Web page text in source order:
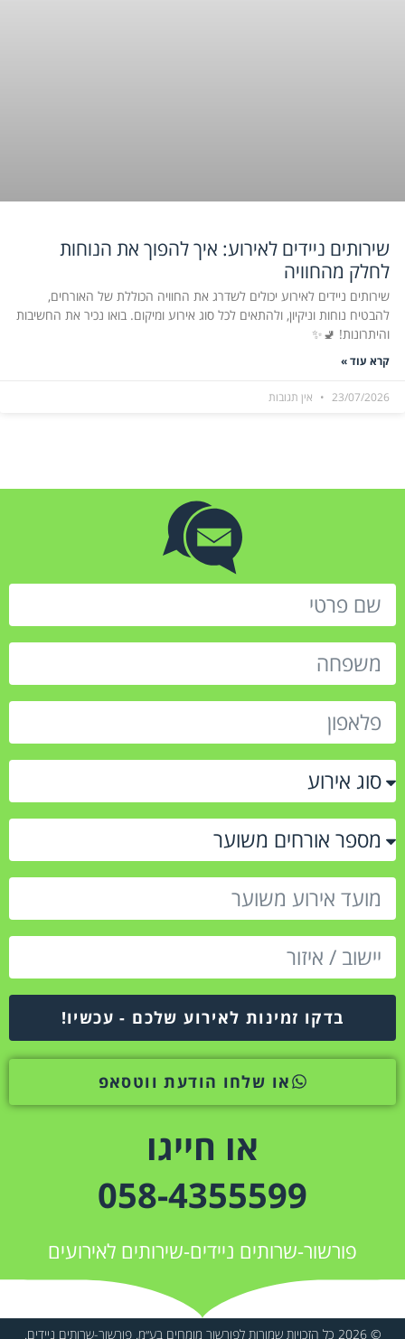
שירותים ניידים לאירוע: איך להפוך את הנוחות
לחלק מהחוויה
שירותים ניידים לאירוע יכולים לשדרג את החוויה הכוללת של האורחים,
להבטיח נוחות וניקיון, ולהתאים לכל סוג אירוע ומיקום. בואו נכיר את החשיבות
והיתרונות! 🚽✨
קרא עוד »
23/07/2026 אין תגובות
בדקו זמינות לאירוע שלכם - עכשיו!
או שלחו הודעת ווטסאפ
או חייגו
058-4355599
פורשור-שרותים ניידים-שירותים לאירועים
© 2026 כל הזכויות שמורות לפורשור מומחים בע״מ. פורשור-שרותים ניידים.